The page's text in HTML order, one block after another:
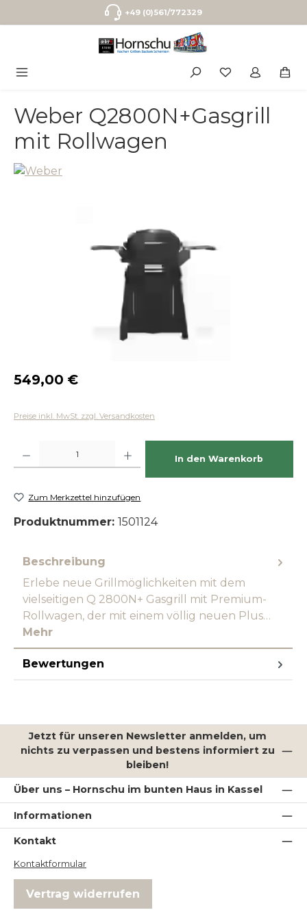
Zum Hauptinhalt springen+49 (0)561/772329
Weber Q2800N+Gasgrill
mit Rollwagen
Regulärer Preis:
549,00 €
Preise inkl. MwSt. zzgl. Versandkosten
In den Warenkorb
Zum Merkzettel hinzufügen
Produktnummer: 1501124
Beschreibung
Erlebe neue Grillmöglichkeiten mit dem
vielseitigen Q 2800N+ Gasgrill mit Premium-
Rollwagen, der mit einem völlig neuen Plus…
Mehr
Bewertungen
Jetzt für unseren Newsletter anmelden, um
nichts zu verpassen und bestens informiert zu
bleiben!
Über uns – Hornschu im bunten Haus in Kassel
Informationen
Kontakt
Kontaktformular
Vertrag widerrufen